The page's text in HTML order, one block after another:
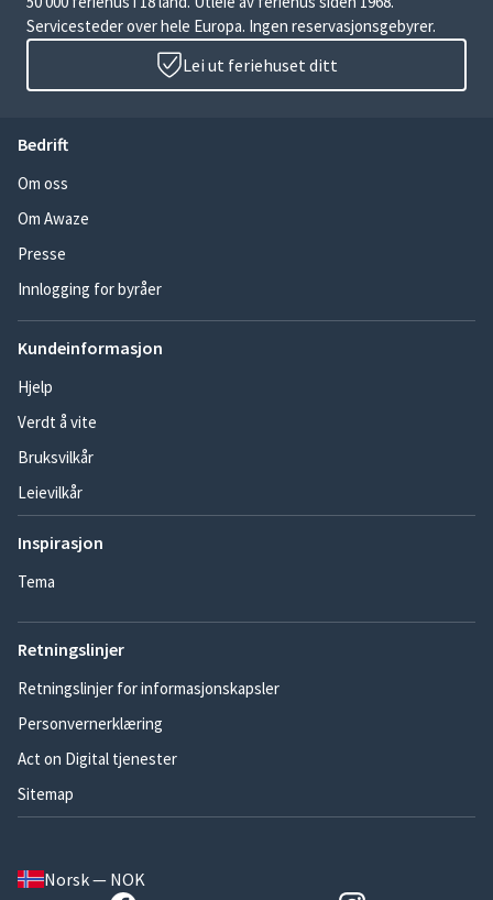
Servicesteder over hele Europa. Ingen reservasjonsgebyrer.
Lei ut feriehuset ditt
Bedrift
Om oss
Om Awaze
Presse
Innlogging for byråer
Kundeinformasjon
Hjelp
Verdt å vite
Bruksvilkår
Leievilkår
Inspirasjon
Tema
Retningslinjer
Retningslinjer for informasjonskapsler
Personvernerklæring
Act on Digital tjenester
Sitemap
Norsk — NOK